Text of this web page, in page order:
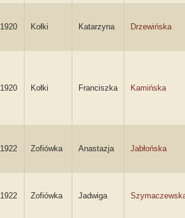
1920 Kołki Katarzyna Drzewińska
1920 Kołki Franciszka Kamińska
1922 Zofiówka Anastazja Jabłońska
1922 Zofiówka Jadwiga